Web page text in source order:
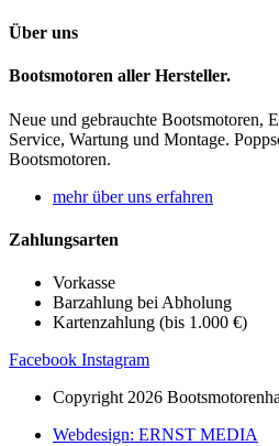
Über uns
Bootsmotoren aller Hersteller.
Neue und gebrauchte Bootsmotoren,
Service, Wartung und Montage.
Bootsmotoren.
mehr über uns erfahren
Zahlungsarten
Vorkasse
Barzahlung bei Abholung
Kartenzahlung (bis 1.000 €)
Facebook Instagram
Copyright 2026
Webdesign: ERNST MEDIA